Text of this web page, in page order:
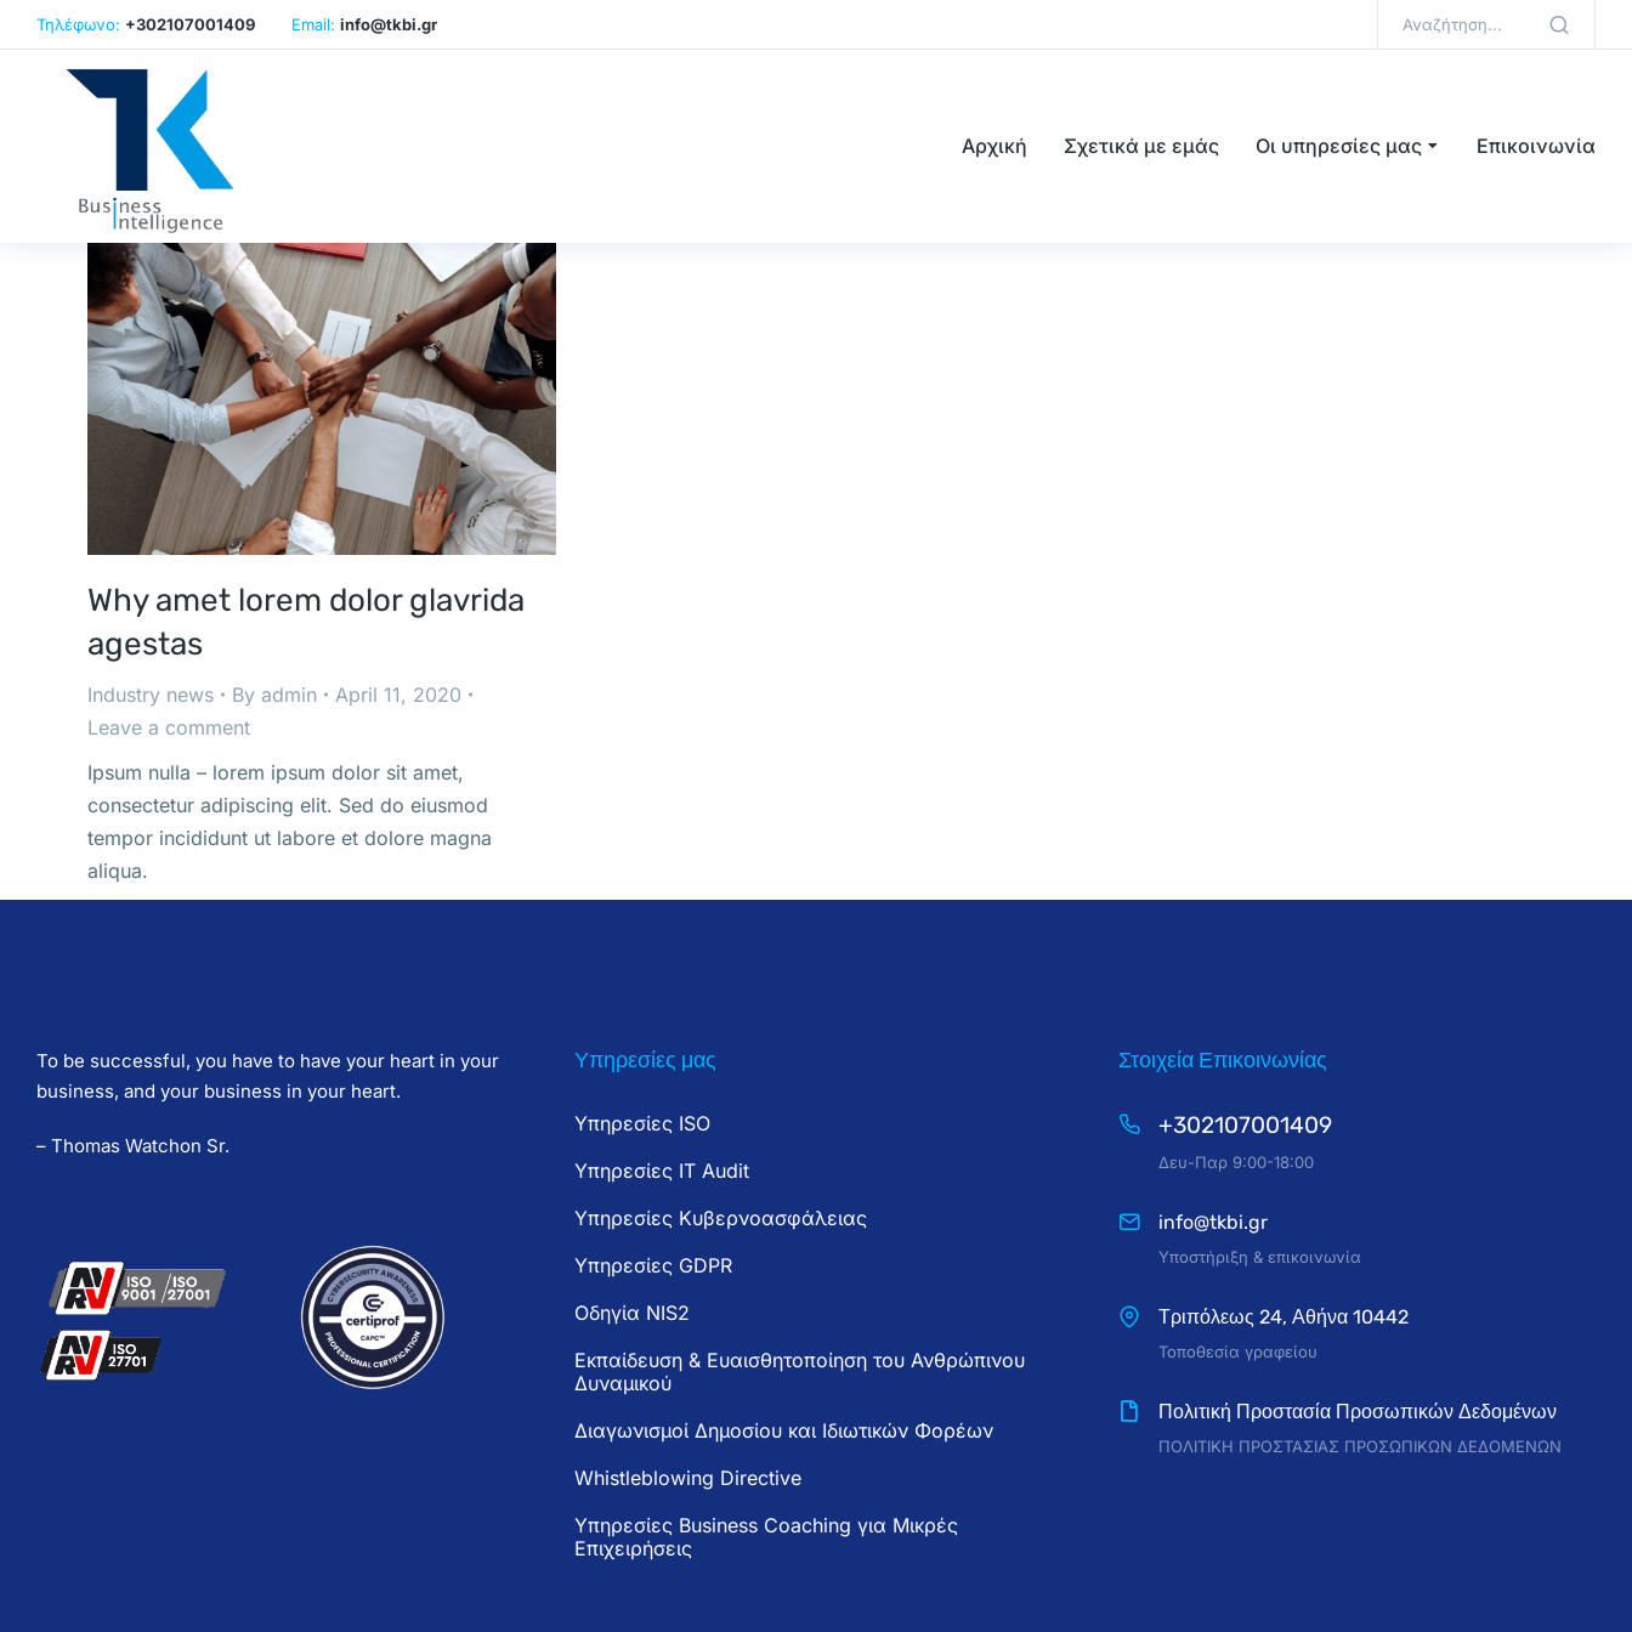
Τηλέφωνο: +302107001409 Email: info@tkbi.gr
Αρχική Σχετικά με εμάς Οι υπηρεσίες μας Επικοινωνία
Why amet lorem dolor glavrida
agestas
Industry news By admin
April 11, 2020
Leave a comment
Ipsum nulla – lorem ipsum dolor sit amet,
consectetur adipiscing elit. Sed do eiusmod
tempor incididunt ut labore et dolore magna
aliqua.
To be successful, you have to have your heart in your
business, and your business in your heart.
– Thomas Watchon Sr.
Υπηρεσίες μας
Υπηρεσίες ISO
Υπηρεσίες IT Audit
Υπηρεσίες Κυβερνοασφάλειας
Υπηρεσίες GDPR
Oδηγία NIS2
Εκπαίδευση & Ευαισθητοποίηση του Ανθρώπινου
Δυναμικού
Διαγωνισμοί Δημοσίου και Ιδιωτικών Φορέων
Whistleblowing Directive
Υπηρεσίες Business Coaching για Μικρές
Επιχειρήσεις
Στοιχεία Επικοινωνίας
+302107001409
Δευ-Παρ 9:00-18:00
info@tkbi.gr
Υποστήριξη & επικοινωνία
Τριπόλεως 24, Αθήνα 10442
Τοποθεσία γραφείου
Πολιτική Προστασία Προσωπικών Δεδομένων
ΠΟΛΙΤΙΚΗ ΠΡΟΣΤΑΣΙΑΣ ΠΡΟΣΩΠΙΚΩΝ ΔΕΔΟΜΕΝΩΝ